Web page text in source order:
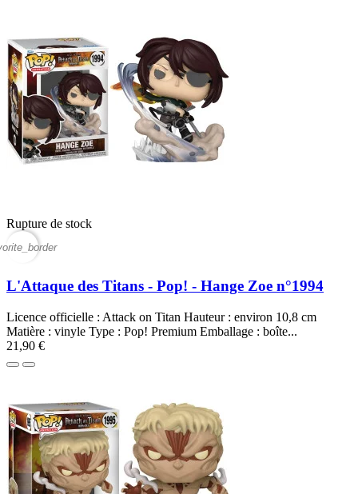
Rupture de stock
L'Attaque des Titans - Pop! - Hange Zoe n°1994
Licence officielle : Attack on Titan Hauteur : environ 10,8 cm
Matière : vinyle Type : Pop! Premium Emballage : boîte...
21,90 €